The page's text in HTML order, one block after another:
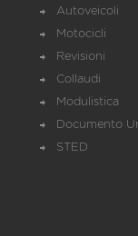
Autoveicoli
Motocicli
Revisioni
Collaudi
Modulistica
Documento
STED